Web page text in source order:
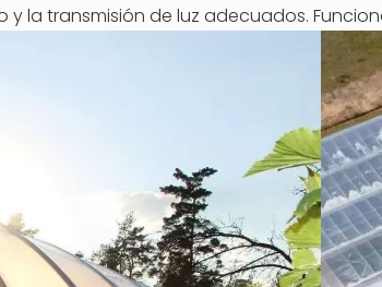
la transmisión de luz adecuados.